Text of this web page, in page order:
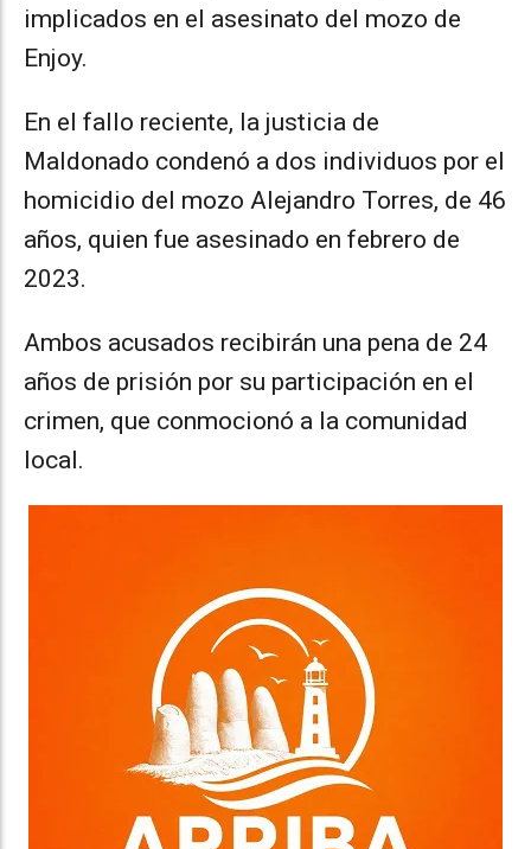
implicados en el asesinato del mozo de
Enjoy.
En el fallo reciente, la justicia de
Maldonado condenó a dos individuos por el
homicidio del mozo Alejandro Torres, de 46
años, quien fue asesinado en febrero de
2023.
Ambos acusados recibirán una pena de 24
años de prisión por su participación en el
crimen, que conmocionó a la comunidad
local.